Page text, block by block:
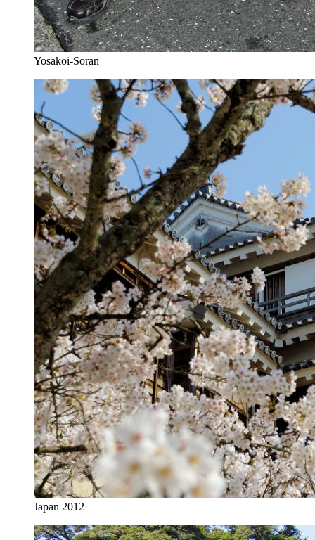
Yosakoi-Soran
Japan 2012